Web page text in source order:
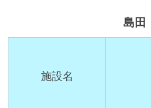
島田
施設名